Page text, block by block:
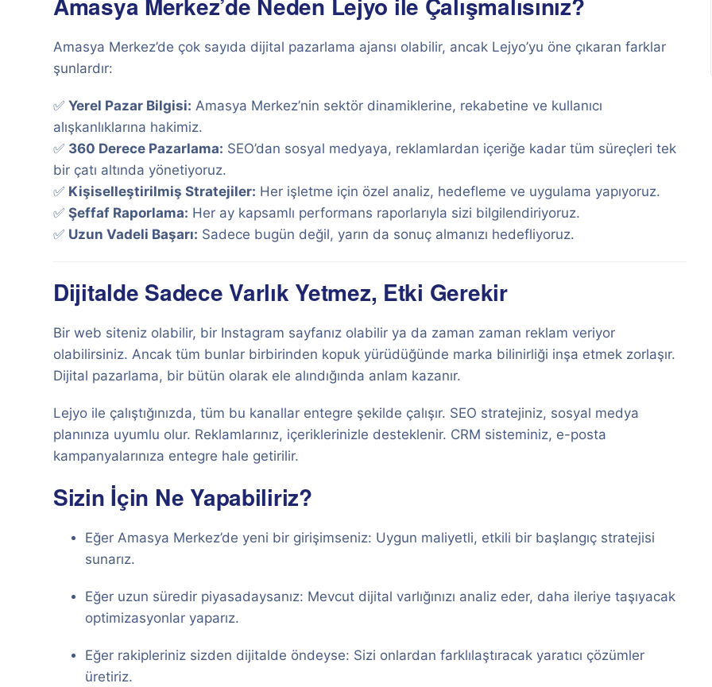
Amasya Merkez’de çok sayıda dijital pazarlama ajansı olabilir, ancak Lejyo’yu öne çıkaran farklar
şunlardır:
✅ Yerel Pazar Bilgisi: Amasya Merkez’nin sektör dinamiklerine, rekabetine ve kullanıcı
alışkanlıklarına hakimiz.
✅ 360 Derece Pazarlama: SEO’dan sosyal medyaya, reklamlardan içeriğe kadar tüm süreçleri tek
bir çatı altında yönetiyoruz.
✅ Kişiselleştirilmiş Stratejiler: Her işletme için özel analiz, hedefleme ve uygulama yapıyoruz.
✅ Şeffaf Raporlama: Her ay kapsamlı performans raporlarıyla sizi bilgilendiriyoruz.
✅ Uzun Vadeli Başarı: Sadece bugün değil, yarın da sonuç almanızı hedefliyoruz.
Dijitalde Sadece Varlık Yetmez, Etki Gerekir
Bir web siteniz olabilir, bir Instagram sayfanız olabilir ya da zaman zaman reklam veriyor
olabilirsiniz. Ancak tüm bunlar birbirinden kopuk yürüdüğünde marka bilinirliği inşa etmek zorlaşır.
Dijital pazarlama, bir bütün olarak ele alındığında anlam kazanır.
Lejyo ile çalıştığınızda, tüm bu kanallar entegre şekilde çalışır. SEO stratejiniz, sosyal medya
planınıza uyumlu olur. Reklamlarınız, içeriklerinizle desteklenir. CRM sisteminiz, e-posta
kampanyalarınıza entegre hale getirilir.
Sizin İçin Ne Yapabiliriz?
Eğer Amasya Merkez’de yeni bir girişimseniz: Uygun maliyetli, etkili bir başlangıç stratejisi
sunarız.
Eğer uzun süredir piyasadaysanız: Mevcut dijital varlığınızı analiz eder, daha ileriye taşıyacak
optimizasyonlar yaparız.
Eğer rakipleriniz sizden dijitalde öndeyse: Sizi onlardan farklılaştıracak yaratıcı çözümler
üretiriz.